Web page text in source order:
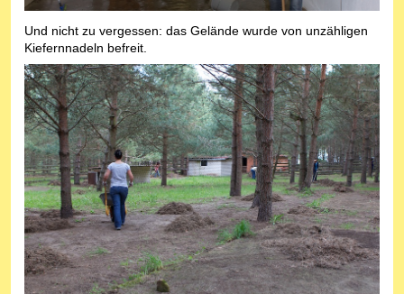
Und nicht zu vergessen: das Gelände wurde von unzähligen
Kiefernnadeln befreit.